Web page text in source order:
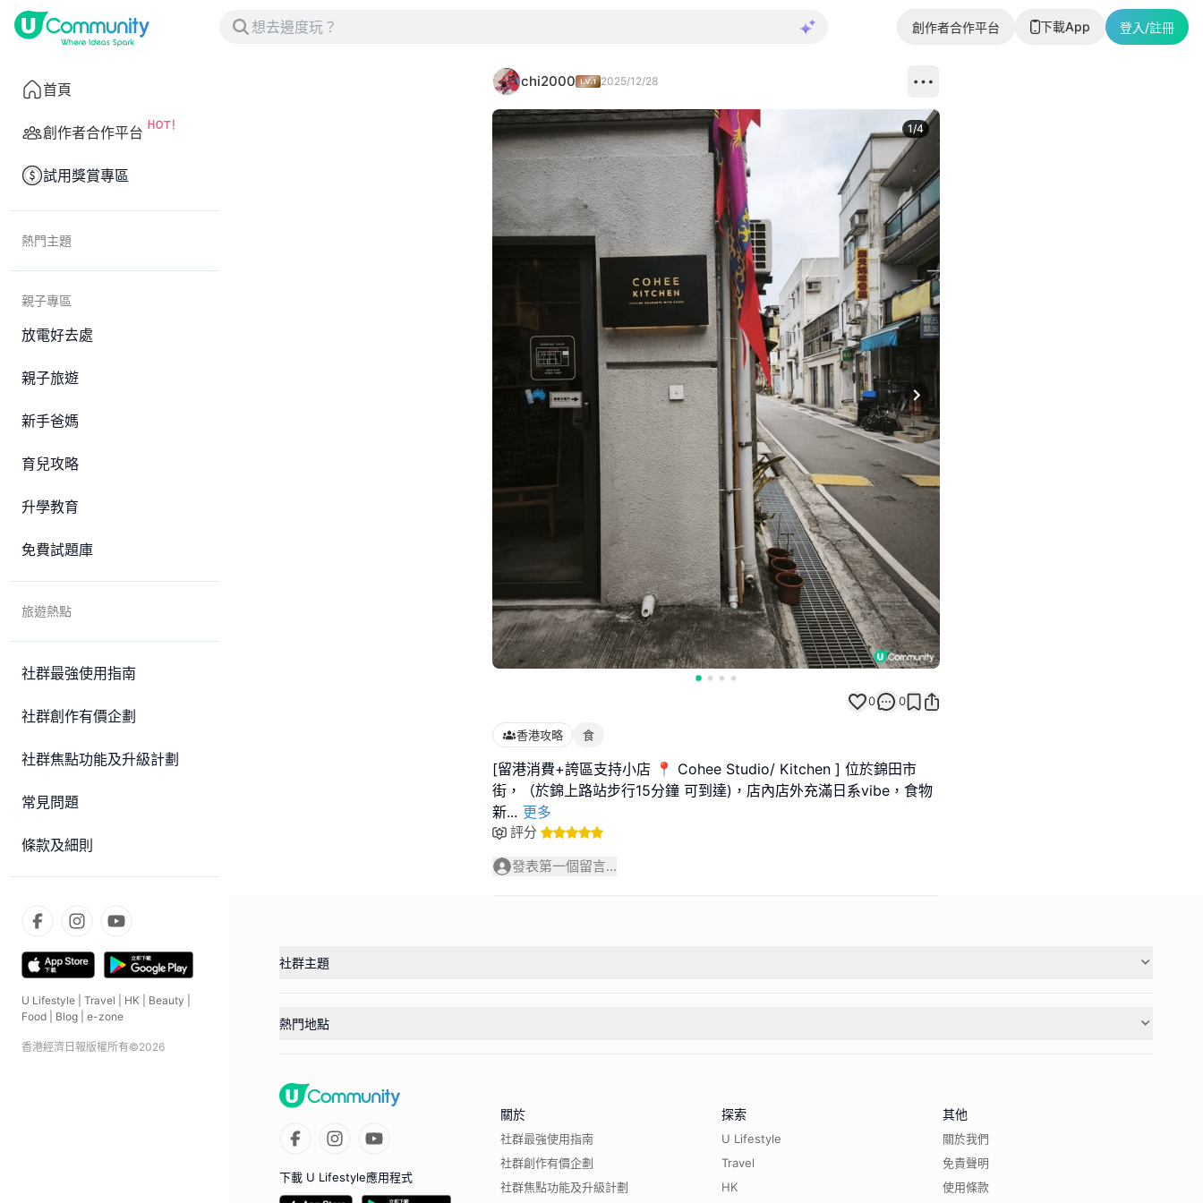
創作者合作平台 下載App 登入/註冊
首頁
創作者合作平台
試用獎賞專區
熱門主題
親子專區
放電好去處
親子旅遊
新手爸媽
育兒攻略
升學教育
免費試題庫
旅遊熱點
社群最強使用指南
社群創作有價企劃
社群焦點功能及升級計劃
常見問題
條款及細則
U Lifestyle Travel HK Beauty
Food
Blog e-zone
香港經濟日報版權所有©2026
chi2000 2025/12/28
Next slide
1/4
0 0
香港攻略 食
[留港消費+誇區支持小店 📍 Cohee Studio/ Kitchen ] 位於錦田市
街，（於錦上路站步行15分鐘 可到達)，店內店外充滿日系vibe，食物
新... 更多
評分
發表第一個留言...
社群主題
熱門地點
下載 U Lifestyle應用程式
關於
社群最強使用指南
社群創作有價企劃
社群焦點功能及升級計劃
探索
U Lifestyle
Travel
HK
其他
關於我們
免責聲明
使用條款